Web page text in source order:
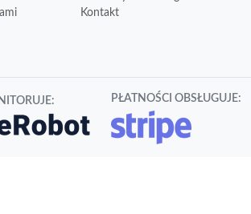
Kontakt
PŁATNOŚCI OBSŁUGUJE: